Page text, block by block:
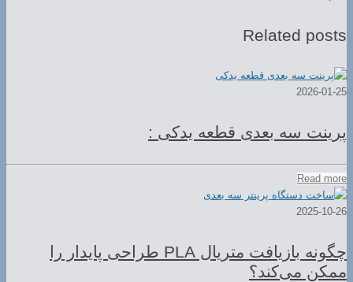
Related posts
2026-01-25
پرینت سه بعدی قطعه یدکی :
Read more
2025-10-26
چگونه بازیافت متریال PLA طراحی پایدار را
ممکن می‌کند؟